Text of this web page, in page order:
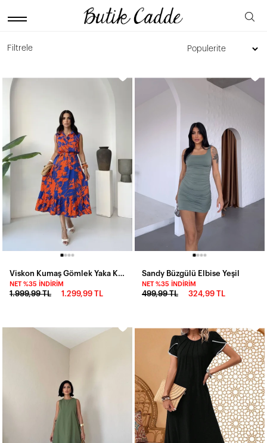
Filtrele
NET %35 İNDIRIM
1.999,99 TL 1.299,99 TL
Sandy Büzgülü Elbise Yeşil
NET %35 İNDIRIM
499,99 TL 324,99 TL